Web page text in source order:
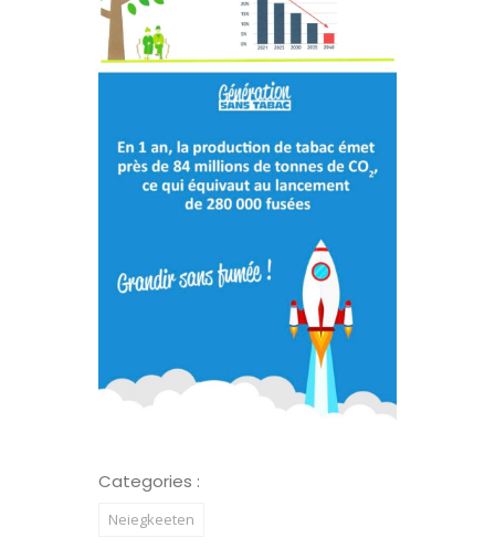
Categories :
Neiegkeeten